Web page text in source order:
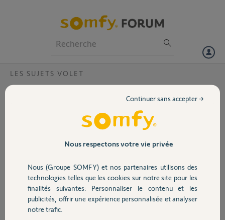
Volet
Sécurité
Domotique
LES SUJETS VOLET
Box associé à un autre compte
Je viens d’emménager dans un appartement avec une Tahoma Box
qui appartenait à l'ancien propriétaire, mais elle est toujours associée
Serait il possible je vous prie de la réinitialiser ?
Merci pour votre aide
Thierry
Thierry
il y a plus d'un an
Nous respectons votre vie privée
Nous (Groupe SOMFY) et nos partenaires utilisons des
technologies telles que les cookies sur notre site pour les
finalités suivantes: Personnaliser le contenu et les
publicités, offrir une expérience personnalisée et analyser
notre trafic.
Continuer sans accepter →